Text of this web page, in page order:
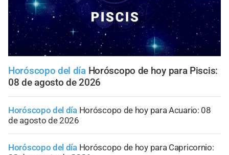
Horóscopo del día Horóscopo de hoy para Piscis:
08 de agosto de 2026
Horóscopo del día Horóscopo de hoy para Acuario: 08
de agosto de 2026
Horóscopo del día Horóscopo de hoy para Capricornio: